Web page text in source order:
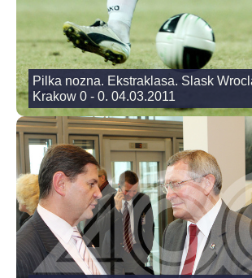
Pilka nozna. Ekstraklasa. Slask
Krakow 0 - 0. 04.03.2011